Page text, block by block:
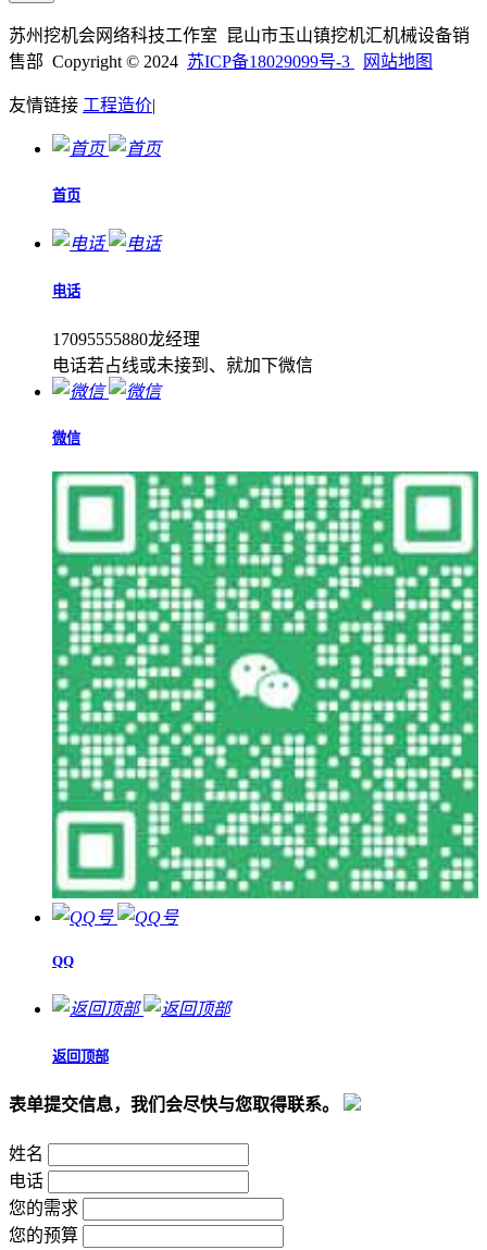
苏州挖机会网络科技工作室 昆山市玉山镇挖机汇机械设备销
售部 Copyright © 2024 苏ICP备18029099号-3 网站地图
友情链接 工程造价|
首页
电话
17095555880龙经理
电话若占线或未接到、就加下微信
微信
QQ
返回顶部
表单提交信息，我们会尽快与您取得联系。
姓名
电话
您的需求
您的预算